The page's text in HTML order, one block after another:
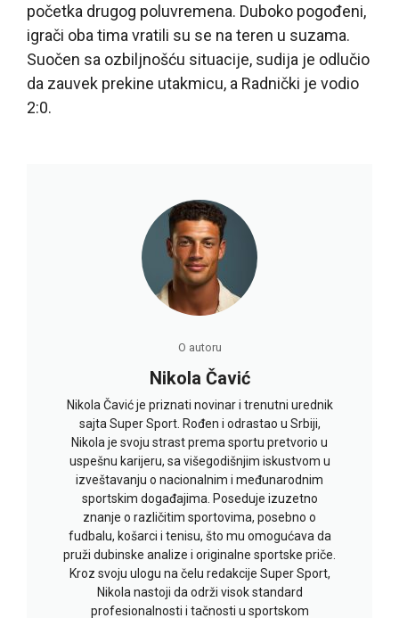
početka drugog poluvremena. Duboko pogođeni,
igrači oba tima vratili su se na teren u suzama.
Suočen sa ozbiljnošću situacije, sudija je odlučio
da zauvek prekine utakmicu, a Radnički je vodio
2:0.
O autoru
Nikola Čavić
Nikola Čavić je priznati novinar i trenutni urednik
sajta Super Sport. Rođen i odrastao u Srbiji,
Nikola je svoju strast prema sportu pretvorio u
uspešnu karijeru, sa višegodišnjim iskustvom u
izveštavanju o nacionalnim i međunarodnim
sportskim događajima. Poseduje izuzetno
znanje o različitim sportovima, posebno o
fudbalu, košarci i tenisu, što mu omogućava da
pruži dubinske analize i originalne sportske priče.
Kroz svoju ulogu na čelu redakcije Super Sport,
Nikola nastoji da održi visok standard
profesionalnosti i tačnosti u sportskom